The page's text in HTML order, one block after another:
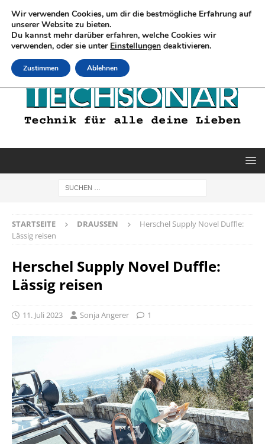
STARTSEITE DRAUSSEN
Herschel Supply Novel Duffle:
Lässig reisen
Herschel Supply Novel Duffle:
Lässig reisen
11. Juli 2023 Sonja Angerer 1
Wir verwenden Cookies, um dir die bestmögliche Erfahrung auf
unserer Website zu bieten.
Du kannst mehr darüber erfahren, welche Cookies wir
verwenden, oder sie unter Einstellungen deaktivieren.
Zustimmen Ablehnen